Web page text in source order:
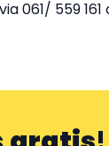
061/ 559 161